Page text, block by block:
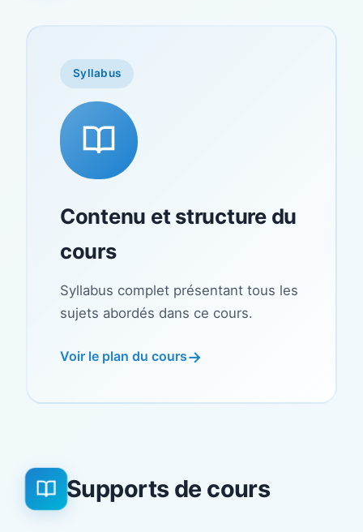
Syllabus
Contenu et structure du
cours
Syllabus complet présentant tous les
sujets abordés dans ce cours.
Voir le plan du cours
Supports de cours